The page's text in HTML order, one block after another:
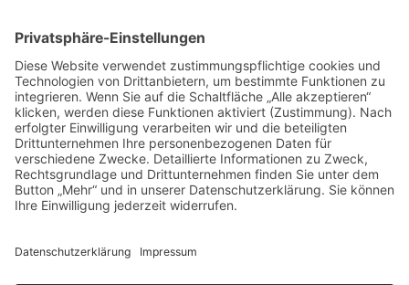
Foren-Übersicht
Alle Zeiten sindUTC+02:00
Alle Cookies löschen
Powered byphpBB® Forum Software © phpBB Limited
Deutsche Übersetzung durchphpBB.de
Datenschutz |Nutzungsbedingungen
Time: 0.006s| Peak Memory Usage: 10.36 MiB | GZIP: Off